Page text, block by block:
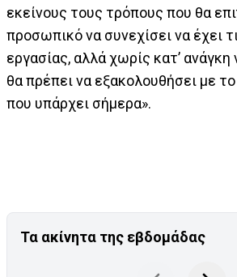
εκείνους τους τρόπους που θα
προσωπικό να συνεχίσει να έχει
εργασίας, αλλά χωρίς κατ’
θα πρέπει να εξακολουθήσει με
που υπάρχει σήμερα».
Τα ακίνητα της εβδομάδας